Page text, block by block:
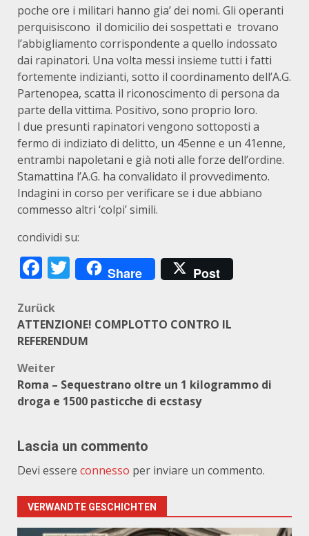
poche ore i militari hanno gia’ dei nomi. Gli operanti
perquisiscono il domicilio dei sospettati e trovano
l’abbigliamento corrispondente a quello indossato
dai rapinatori. Una volta messi insieme tutti i fatti
fortemente indizianti, sotto il coordinamento dell’A.G.
Partenopea, scatta il riconoscimento di persona da
parte della vittima. Positivo, sono proprio loro.
I due presunti rapinatori vengono sottoposti a
fermo di indiziato di delitto, un 45enne e un 41enne,
entrambi napoletani e già noti alle forze dell’ordine.
Stamattina l’A.G. ha convalidato il provvedimento.
Indagini in corso per verificare se i due abbiano
commesso altri ‘colpi’ simili.
condividi su:
Facebook
Twitter
Share Post
Beitragsnavigation
Zurück
ATTENZIONE! COMPLOTTO CONTRO IL
REFERENDUM
Weiter
Roma – Sequestrano oltre un 1 kilogrammo di
droga e 1500 pasticche di ecstasy
Lascia un commento
Devi essere connesso per inviare un commento.
VERWANDTE GESCHICHTEN